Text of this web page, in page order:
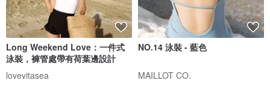
Long Weekend Love：一件式
泳裝，褲管處帶有荷葉邊設計
lovevitasea
NO.14 泳裝 - 藍色
MAILLOT CO.